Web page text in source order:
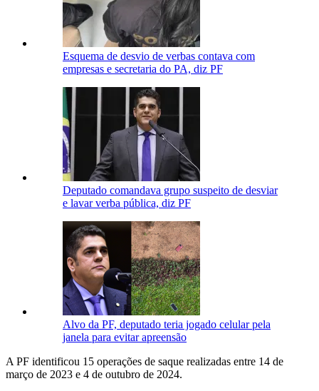
Esquema de desvio de verbas contava com
empresas e secretaria do PA, diz PF
Deputado comandava grupo suspeito de desviar
e lavar verba pública, diz PF
Alvo da PF, deputado teria jogado celular pela
janela para evitar apreensão
A PF identificou 15 operações de saque realizadas entre 14 de
março de 2023 e 4 de outubro de 2024.